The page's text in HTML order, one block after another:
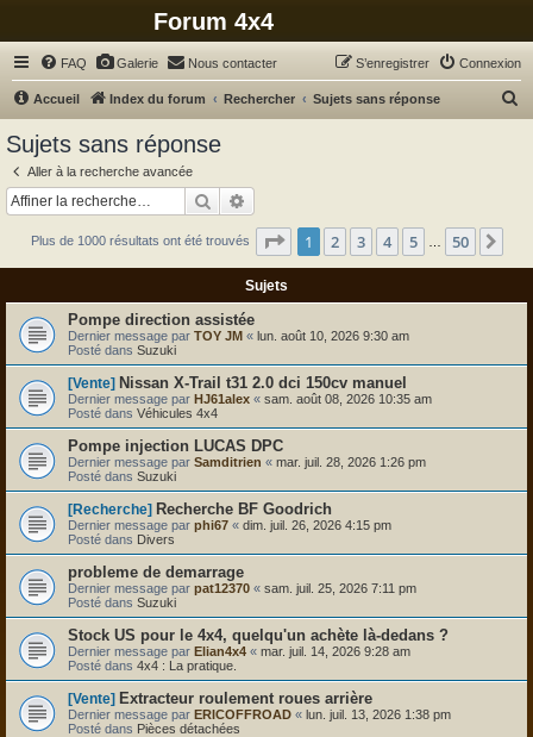
Forum 4x4
FAQ Galerie Nous contacter Connexion
S’enregistrer
Accueil Index du forum Rechercher Sujets sans réponse
c
Sujets sans réponse
Aller à la recherche avancée
Rechercher
Plus de 1000 résultats ont été trouvés Page 1sur50
1 2 3 4 5 50
Sujets
Pompe direction assistée
Dernier message par TOY JM « lun. août 10, 2026 9:30 am
Posté dans Suzuki
[Vente] Nissan X-Trail t31 2.0 dci 150cv manuel
Dernier message par HJ61alex « sam. août 08, 2026 10:35 am
Posté dans Véhicules 4x4
Pompe injection LUCAS DPC
Dernier message par Samditrien « mar. juil. 28, 2026 1:26 pm
Posté dans Suzuki
[Recherche] Recherche BF Goodrich
Dernier message par phi67 « dim. juil. 26, 2026 4:15 pm
Posté dans Divers
probleme de demarrage
Dernier message par pat12370 « sam. juil. 25, 2026 7:11 pm
Posté dans Suzuki
Stock US pour le 4x4, quelqu'un achète là-dedans ?
Dernier message par Elian4x4 « mar. juil. 14, 2026 9:28 am
Posté dans 4x4 : La pratique.
[Vente] Extracteur roulement roues arrière
Dernier message par ERICOFFROAD « lun. juil. 13, 2026 1:38 pm
Posté dans Pièces détachées